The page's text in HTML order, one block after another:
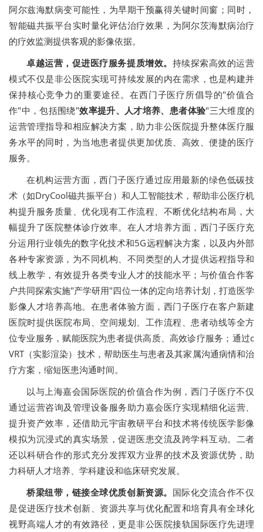
阿尔兹海默病变可能性，为早期干预赢得关键时间窗；同时，
智能磁共振平台实时量化评估治疗效果，为阿尔茨海默病治疗
的疗效监测提供客观的影像依据。
卓越运营，促进医疗服务提质增效。 持续探索高效的运营
模式不仅是非公医院实现可持续发展的内在需求，也是构建并
保持核心竞争力的重要途径。在西门子医疗所倡导的"价值合
作"中，包括围绕"效率提升、人才培养、患者体验"三大维度的
运营管理指导和相应解决方案，助力非公医院提升整体医疗服
务水平的同时，为当地患者提供更加优质、高效、便捷的医疗
服务。
在机构运营方面，西门子医疗通过应用最新的绿色低碳技
术（如DryCool磁共振平台）和人工智能技术，帮助非公医疗机
构提升服务质量、优化现有工作流程、不断优化结构布局，大
幅提升了医院整体诊疗效率。在人才培养方面，西门子医疗充
分运用行业领先的数字化技术和5G远程解决方案，以及内外部
各种专家资源，为不同机构、不同类型的人才提供远程指导和
线上教学，有效提升各类专业人才的技能水平；与价值合作客
户共同探索实施"产学研用"四位一体的定向培养计划，打造医学
影像人才培养高地。在患者体验方面，西门子医疗在客户新建
医院时提供医院布局、空间规划、工作流程、患者动线等全方
位专业服务，赋能医院为患者提供高质、高效诊疗服务；通过c
VRT（实影渲染）技术，帮助医生与患者及其家属沟通病情和治
疗方案，缩短医患沟通时间。
以与上海嘉会国际医院的价值合作为例，西门子医疗不仅
通过运营咨询及管理设备服务助力嘉会医疗实现精细化运营、
提升资产效率，还借助元宇宙教研平台和技术将传统医学影像
模拟为沉浸式的真实场景，促进医患交流及跨学科互动。二者
还以科研合作的形式充分发挥双方业界的技术及资源优势，助
力科研人才培养、学科建设和临床研究发展。
桥梁纽带，链接全球优质创新资源。 国际化交流合作不仅
是促进医疗技术创新、资源共享与优化配置和培育具有全球化
视野高端人才的有效路径，更是非公医院接轨国际医疗先进理